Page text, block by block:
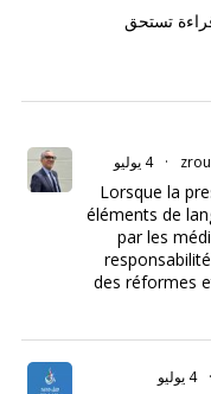
تستحق
· 4 يوليو
Lorsque la
éléments de
par les
des réformes
· 4 يوليو